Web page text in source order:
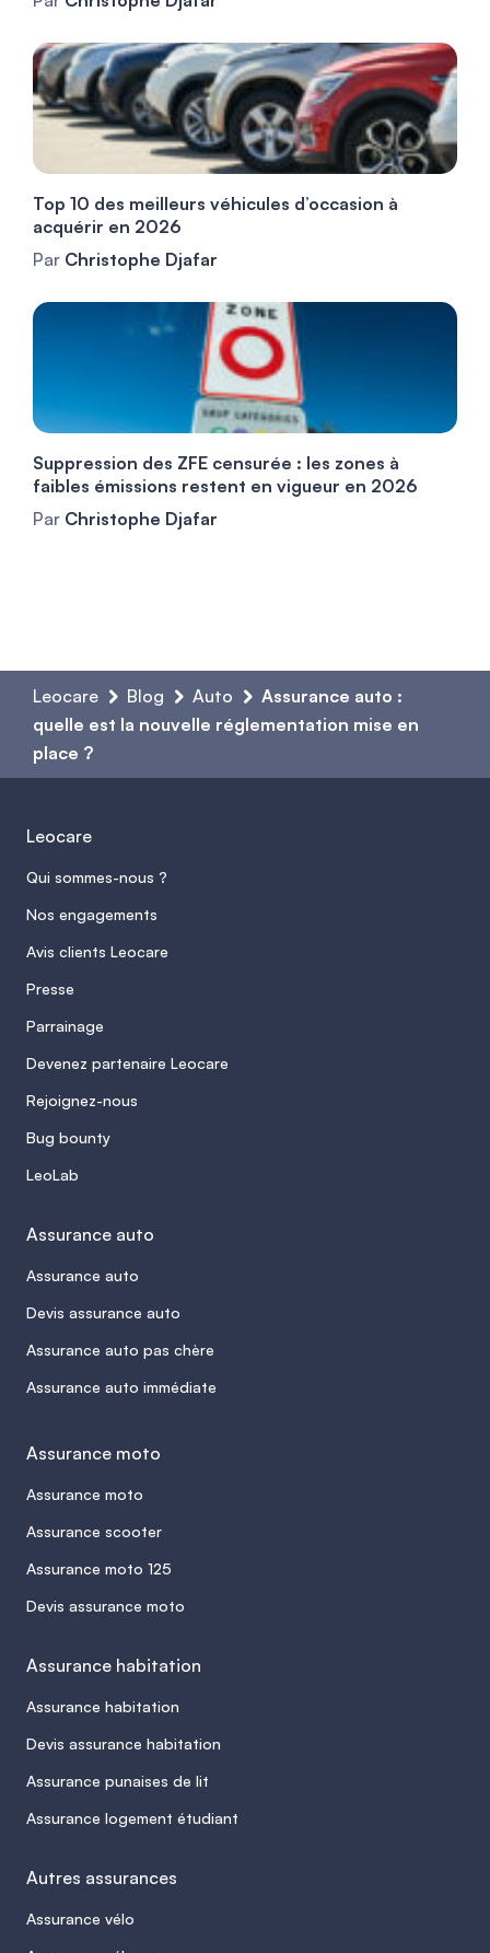
Leocare Blog Auto
Assurance auto :
quelle est la nouvelle réglementation mise en
place ?
Top 10 des meilleurs véhicules d’occasion à
acquérir en 2026
Par Christophe Djafar
Suppression des ZFE censurée : les zones à
faibles émissions restent en vigueur en 2026
Par Christophe Djafar
Leocare
Qui sommes-nous ?
Nos engagements
Avis clients Leocare
Presse
Parrainage
Devenez partenaire Leocare
Rejoignez-nous
Bug bounty
LeoLab
Assurance auto
Assurance auto
Devis assurance auto
Assurance auto pas chère
Assurance auto immédiate
Assurance moto
Assurance moto
Assurance scooter
Assurance moto 125
Devis assurance moto
Assurance habitation
Assurance habitation
Devis assurance habitation
Assurance punaises de lit
Assurance logement étudiant
Autres assurances
Assurance vélo